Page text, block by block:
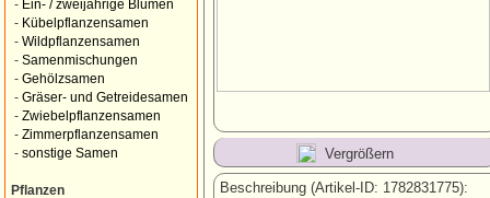
- Ein- / zweijährige Blumen
- Kübelpflanzensamen
- Wildpflanzensamen
- Samenmischungen
- Gehölzsamen
- Gräser- und Getreidesamen
- Zwiebelpflanzensamen
- Zimmerpflanzensamen
- sonstige Samen
Pflanzen
Vergrößern
Beschreibung (Artikel-ID: 1782831775):